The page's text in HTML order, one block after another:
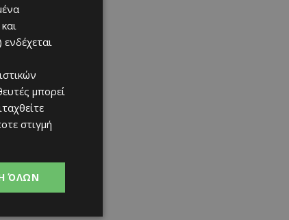
ενδέχεται
μπορεί
στιγμή
ΌΛΩΝ